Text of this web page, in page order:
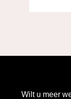
Wilt u meer